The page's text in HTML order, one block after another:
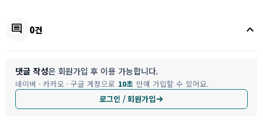
comment 0건 keyboard_arrow_up
댓글 작성은 회원가입 후 이용 가능합니다.
네이버 · 카카오 · 구글 계정으로 10초 만에 가입할 수 있어요.
로그인 / 회원가입